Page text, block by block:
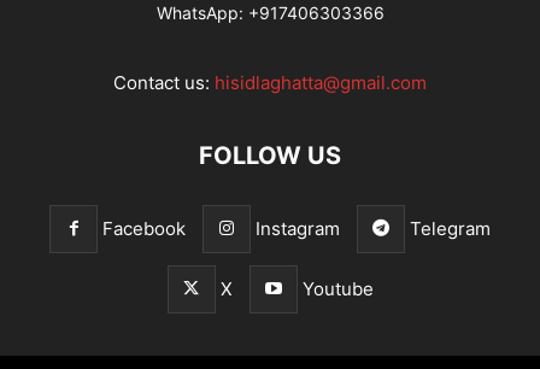
WhatsApp: +917406303366
Contact us: hisidlaghatta@gmail.com
FOLLOW US
Facebook Instagram Telegram
X Youtube